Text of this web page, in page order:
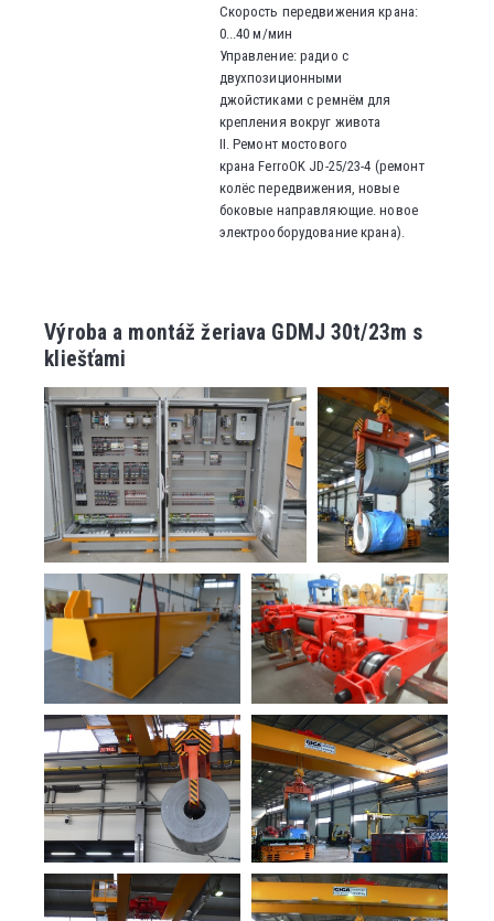
Скорость передвижения крана:
0...40 м/мин
Управление: радио с
двухпозиционными
джойстиками с ремнём для
крепления вокруг живота
II. Ремонт мостового
кранаFerroOK JD-25/23-4 (ремонт
колёс передвижения, новые
боковые направляющие. новое
электрооборудование крана).
Výroba a montáž žeriava GDMJ 30t/23m s
kliešťami